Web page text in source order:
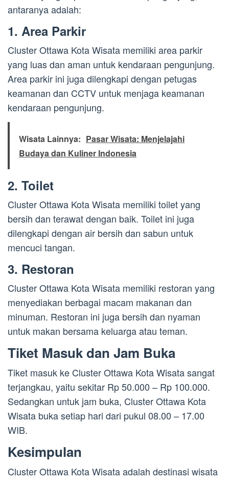
antaranya adalah:
1. Area Parkir
Cluster Ottawa Kota Wisata memiliki area parkir
yang luas dan aman untuk kendaraan pengunjung.
Area parkir ini juga dilengkapi dengan petugas
keamanan dan CCTV untuk menjaga keamanan
kendaraan pengunjung.
Wisata Lainnya: Pasar Wisata: Menjelajahi
Budaya dan Kuliner Indonesia
2. Toilet
Cluster Ottawa Kota Wisata memiliki toilet yang
bersih dan terawat dengan baik. Toilet ini juga
dilengkapi dengan air bersih dan sabun untuk
mencuci tangan.
3. Restoran
Cluster Ottawa Kota Wisata memiliki restoran yang
menyediakan berbagai macam makanan dan
minuman. Restoran ini juga bersih dan nyaman
untuk makan bersama keluarga atau teman.
Tiket Masuk dan Jam Buka
Tiket masuk ke Cluster Ottawa Kota Wisata sangat
terjangkau, yaitu sekitar Rp 50.000 – Rp 100.000.
Sedangkan untuk jam buka, Cluster Ottawa Kota
Wisata buka setiap hari dari pukul 08.00 – 17.00
WIB.
Kesimpulan
Cluster Ottawa Kota Wisata adalah destinasi wisata